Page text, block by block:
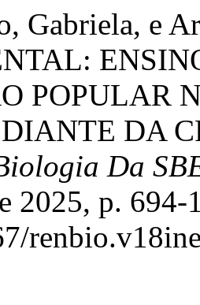
Gabriela, e
POPULAR
DA
Da
2025, p. 694-